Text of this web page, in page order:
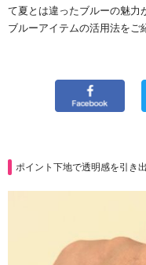
て夏とは違ったブルーの魅力
ブルーアイテムの活用法をご
ポイント下地で透明感を引き